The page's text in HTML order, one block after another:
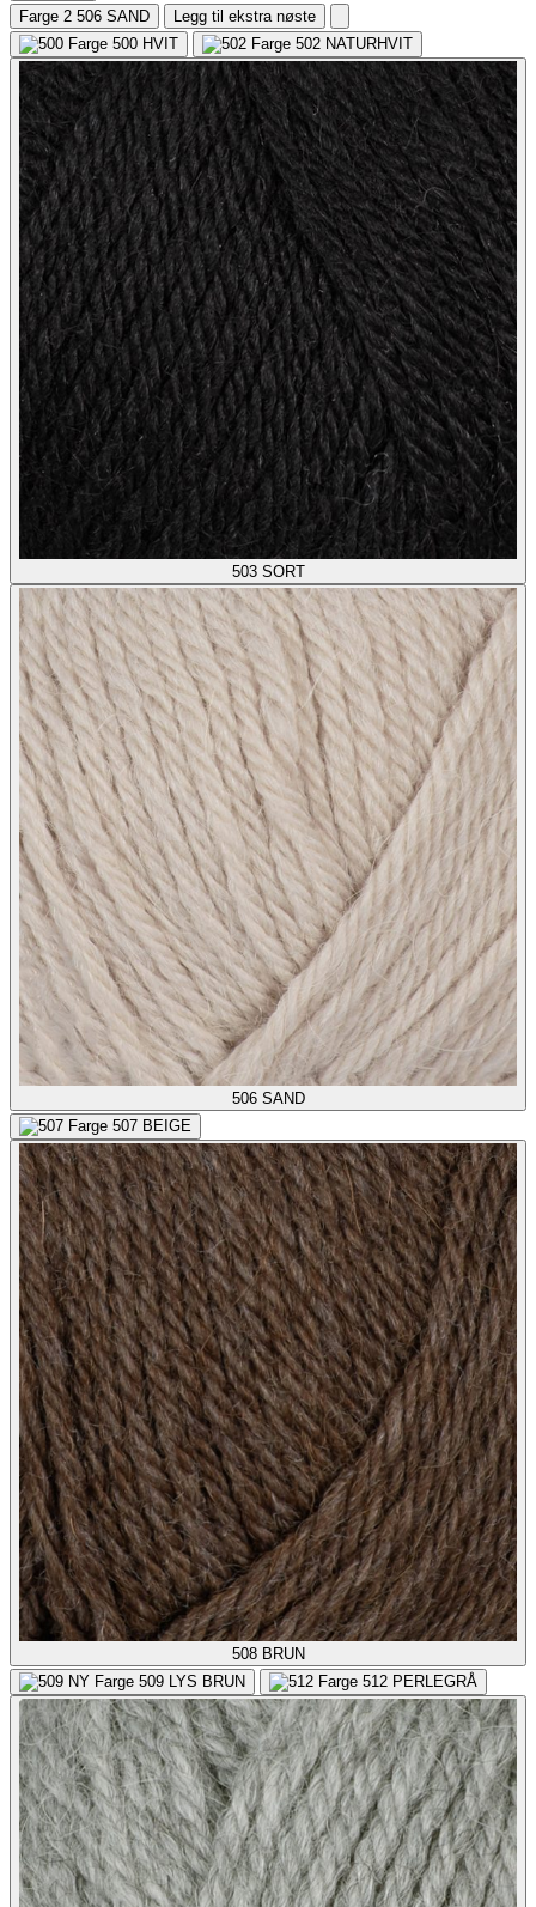
Farge 2 506 SAND
Legg til ekstra nøste
500 HVIT 502 NATURHVIT
503 SORT
506 SAND
507 BEIGE
508 BRUN
509 LYS BRUN 512 PERLEGRÅ